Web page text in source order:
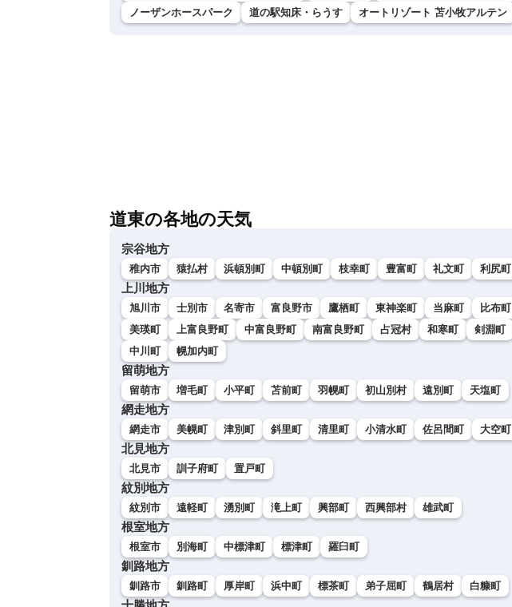
ノーザンホースパーク
道の駅知床・らうす オートリゾート 苫小牧アルテン
道東の各地の天気
宗谷地方
稚内市 猿払村 浜頓別町 中頓別町 枝幸町 豊富町 礼文町 利尻町
上川地方
旭川市 士別市 名寄市 富良野市 鷹栖町 東神楽町 当麻町 比布町
美瑛町
上富良野町 中富良野町 南富良野町 占冠村 和寒町 剣淵町
中川町
幌加内町
留萌地方
留萌市 増毛町 小平町 苫前町 羽幌町 初山別村 遠別町 天塩町
網走地方
網走市 美幌町 津別町 斜里町 清里町 小清水町 佐呂間町 大空町
北見地方
北見市 訓子府町 置戸町
紋別地方
紋別市 遠軽町 湧別町 滝上町 興部町 西興部村 雄武町
根室地方
根室市 別海町 中標津町 標津町 羅臼町
釧路地方
釧路市 釧路町 厚岸町 浜中町 標茶町 弟子屈町 鶴居村 白糠町